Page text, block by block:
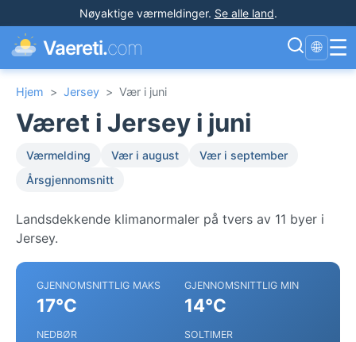
Nøyaktige værmeldinger. Se alle land.
Vaereti.com 🌐 ☰
Hjem > Jersey > Vær i juni
Været i Jersey i juni
Værmelding Vær i august
Vær i september
Årsgjennomsnitt
Landsdekkende klimanormaler på tvers av 11 byer i
Jersey.
GJENNOMSNITTLIG MAKS
17°C
GJENNOMSNITTLIG MIN
14°C
NEDBØR SOLTIMER